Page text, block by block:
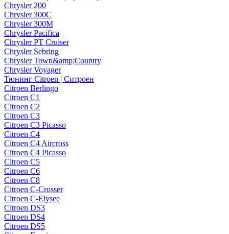
Chrysler 200
Chrysler 300C
Chrysler 300M
Chrysler Pacifica
Chrysler PT Cruiser
Chrysler Sebring
Chrysler Town&amp;Country
Chrysler Voyager
Тюнинг Citroen | Ситроен
Citroen Berlingo
Citroen C1
Citroen C2
Citroen C3
Citroen C3 Picasso
Citroen C4
Citroen C4 Aircross
Citroen C4 Picasso
Citroen C5
Citroen C6
Citroen C8
Citroen C-Crosser
Citroen C-Elysee
Citroen DS3
Citroen DS4
Citroen DS5